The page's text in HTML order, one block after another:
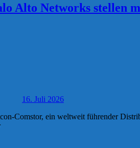
Alto Networks stellen
16. Juli 2026
Comstor, ein weltweit führender